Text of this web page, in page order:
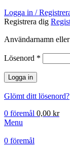
Logga in /
Registrera dig
Användarnamn
Lösenord *
Logga in
Glömt ditt lösenord?
0 föremål 0,00 kr
Menu
0 föremål